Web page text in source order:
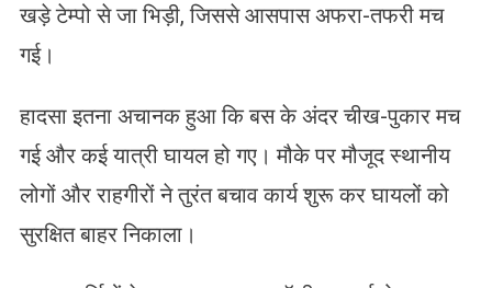
खड़े टेम्पो से जा भिड़ी, जिससे आसपास अफरा-तफरी मच
गई।
हादसा इतना अचानक हुआ कि बस के अंदर चीख-पुकार मच
गई और कई यात्री घायल हो गए। मौके पर मौजूद स्थानीय
लोगों और राहगीरों ने तुरंत बचाव कार्य शुरू कर घायलों को
सुरक्षित बाहर निकाला।